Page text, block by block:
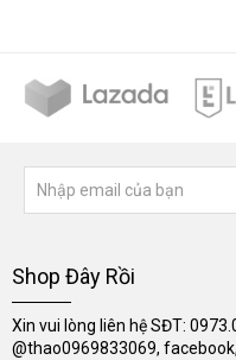
Shop Đây Rồi
Xin vui lòng liên hệ SĐT:
@thao0969833069,